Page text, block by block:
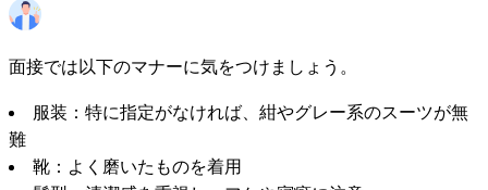
面接では以下のマナーに気をつけましょう。
服装：特に指定がなければ、紺やグレー系のスーツが無
難
靴：よく磨いたものを着用